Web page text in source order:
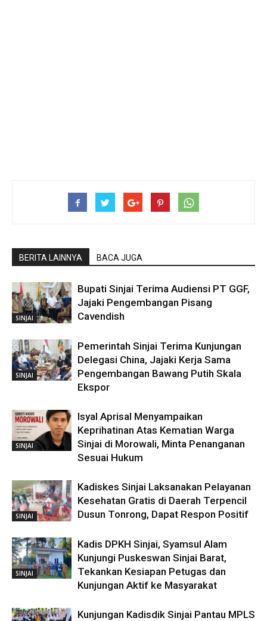
BERITA LAINNYA BACA JUGA
SINJAI
Bupati Sinjai Terima Audiensi PT GGF,
Jajaki Pengembangan Pisang
Cavendish
SINJAI
Pemerintah Sinjai Terima Kunjungan
Delegasi China, Jajaki Kerja Sama
Pengembangan Bawang Putih Skala
Ekspor
SINJAI
Isyal Aprisal Menyampaikan
Keprihatinan Atas Kematian Warga
Sinjai di Morowali, Minta Penanganan
Sesuai Hukum
SINJAI
Kadiskes Sinjai Laksanakan Pelayanan
Kesehatan Gratis di Daerah Terpencil
Dusun Tonrong, Dapat Respon Positif
SINJAI
Kadis DPKH Sinjai, Syamsul Alam
Kunjungi Puskeswan Sinjai Barat,
Tekankan Kesiapan Petugas dan
Kunjungan Aktif ke Masyarakat
Kunjungan Kadisdik Sinjai Pantau MPLS